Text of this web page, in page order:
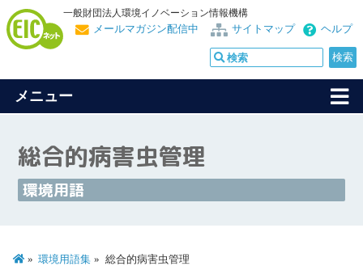
一般財団法人環境イノベーション情報機構
ヘルプ
サイトマップ
メールマガジン配信中
メニュー
総合的病害虫管理
環境用語
環境用語集 総合的病害虫管理